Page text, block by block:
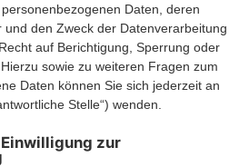
Daten, deren
und den Zweck der Datenverarbeitung
auf Berichtigung, Sperrung oder
sowie zu weiteren Fragen zum
Daten können Sie sich jederzeit an
Stelle“) wenden.
zur